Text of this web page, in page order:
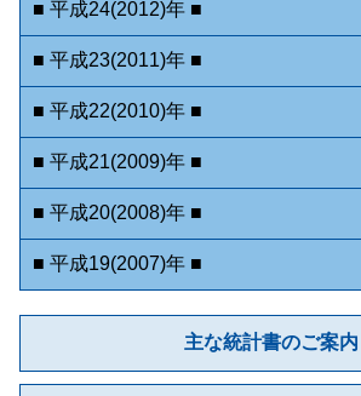
■ 平成24(2012)年 ■
■ 平成23(2011)年 ■
■ 平成22(2010)年 ■
■ 平成21(2009)年 ■
■ 平成20(2008)年 ■
■ 平成19(2007)年 ■
主な統計書のご案内